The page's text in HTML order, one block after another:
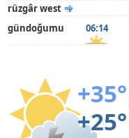
rüzgâr west
gündoğumu
06:14
+35°
+25°